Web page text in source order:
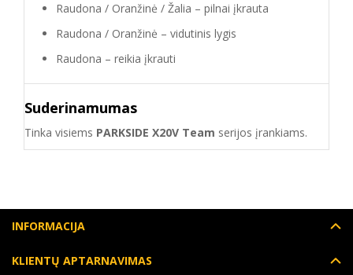
Raudona / Oranžinė / Žalia – pilnai įkrauta
Raudona / Oranžinė – vidutinis lygis
Raudona – reikia įkrauti
Suderinamumas
Tinka visiems PARKSIDE X20V Team serijos įrankiams.
INFORMACIJA
KLIENTŲ APTARNAVIMAS